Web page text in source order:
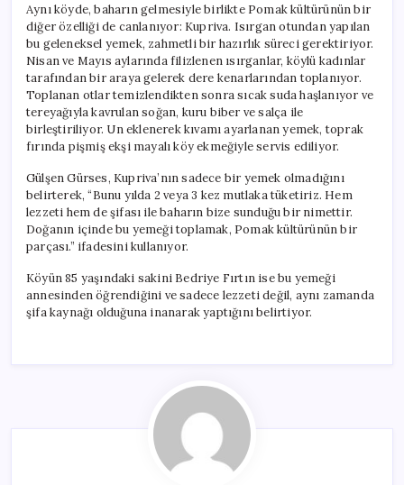
Aynı köyde, baharın gelmesiyle birlikte Pomak kültürünün bir
diğer özelliği de canlanıyor: Kupriva. Isırgan otundan yapılan
bu geleneksel yemek, zahmetli bir hazırlık süreci gerektiriyor.
Nisan ve Mayıs aylarında filizlenen ısırganlar, köylü kadınlar
tarafından bir araya gelerek dere kenarlarından toplanıyor.
Toplanan otlar temizlendikten sonra sıcak suda haşlanıyor ve
tereyağıyla kavrulan soğan, kuru biber ve salça ile
birleştiriliyor. Un eklenerek kıvamı ayarlanan yemek, toprak
fırında pişmiş ekşi mayalı köy ekmeğiyle servis ediliyor.
Gülşen Gürses, Kupriva’nın sadece bir yemek olmadığını
belirterek, “Bunu yılda 2 veya 3 kez mutlaka tüketiriz. Hem
lezzeti hem de şifası ile baharın bize sunduğu bir nimettir.
Doğanın içinde bu yemeği toplamak, Pomak kültürünün bir
parçası.” ifadesini kullanıyor.
Köyün 85 yaşındaki sakini Bedriye Fırtın ise bu yemeği
annesinden öğrendiğini ve sadece lezzeti değil, aynı zamanda
şifa kaynağı olduğuna inanarak yaptığını belirtiyor.